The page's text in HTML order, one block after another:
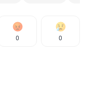
0 0